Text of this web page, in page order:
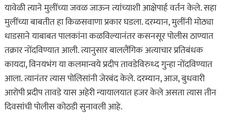
यावेळी त्याने मुलींच्या जवळ जाऊन त्यांच्याशी आक्षेपार्ह वर्तन केले. सहा
मुलींच्या बाबतीत हा किळसवाणा प्रकार घडला. दरम्यान, मुलींनी मोठ्या
धाडसाने याबाबत पालकांना कळविल्यानंतर कसनसूर पोलीस ठाण्यात
तक्रार नोंदविण्यात आली. त्यानुसार बाललैंगिक अत्याचार प्रतिबंधक
कायदा, विनयभंग या कलमान्वये प्रदीप तावडेविरुध्द गुन्हा नोंदविण्यात
आला. त्यानंतर त्यास पोलिसांनी जेरबंद केले. दरम्यान, आज, बुधवारी
आरोपी प्रदीप तावडे यास अहेरी न्यायालयात हजर केले असता त्यास तीन
दिवसांची पोलीस कोठडी सुनावली आहे.